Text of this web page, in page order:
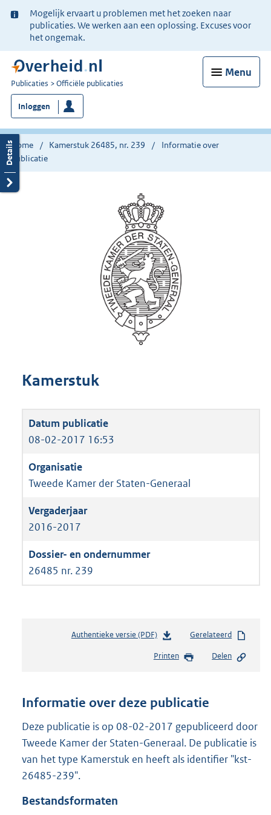
Ter
informatie:
Mogelijk ervaart u problemen met het zoeken naar
publicaties. We werken aan een oplossing. Excuses voor
het ongemak.
Menu
U
bent
nu
hier:
Publicaties Officiële publicaties
Inloggen
Home Kamerstuk 26485, nr. 239
Informatie over
publicatie
Kamerstuk
08-02-2017 16:53
Tweede Kamer der Staten-Generaal
2016-2017
26485 nr. 239
Authentieke versie (PDF)b
s
n
s
r
o
Gerelateerd
Printen Delen
Informatie over deze publicatie
Deze publicatie is op 08-02-2017 gepubliceerd door
Tweede Kamer der Staten-Generaal. De publicatie is
van het type Kamerstuk en heeft als identifier "kst-
26485-239".
Bestandsformaten